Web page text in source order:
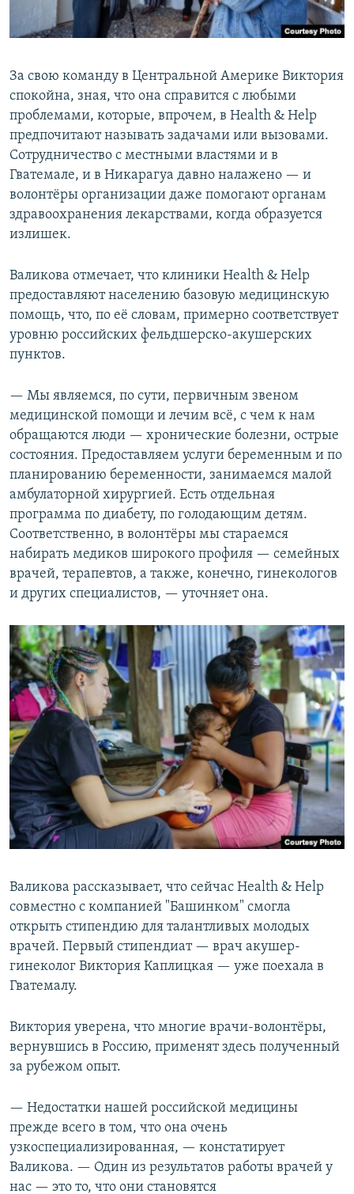
За свою команду в Центральной Америке Виктория
спокойна, зная, что она справится с любыми
проблемами, которые, впрочем, в Health & Help
предпочитают называть задачами или вызовами.
Сотрудничество с местными властями и в
Гватемале, и в Никарагуа давно налажено — и
волонтёры организации даже помогают органам
здравоохранения лекарствами, когда образуется
излишек.
Валикова отмечает, что клиники Health & Help
предоставляют населению базовую медицинскую
помощь, что, по её словам, примерно соответствует
уровню российских фельдшерско-акушерских
пунктов.
— Мы являемся, по сути, первичным звеном
медицинской помощи и лечим всё, с чем к нам
обращаются люди — хронические болезни, острые
состояния. Предоставляем услуги беременным и по
планированию беременности, занимаемся малой
амбулаторной хирургией. Есть отдельная
программа по диабету, по голодающим детям.
Соответственно, в волонтёры мы стараемся
набирать медиков широкого профиля — семейных
врачей, терапевтов, а также, конечно, гинекологов
и других специалистов, — уточняет она.
Валикова рассказывает, что сейчас Health & Help
совместно с компанией "Башинком" смогла
открыть стипендию для талантливых молодых
врачей. Первый стипендиат — врач акушер-
гинеколог Виктория Каплицкая — уже поехала в
Гватемалу.
Виктория уверена, что многие врачи-волонтёры,
вернувшись в Россию, применят здесь полученный
за рубежом опыт.
— Недостатки нашей российской медицины
прежде всего в том, что она очень
узкоспециализированная, — констатирует
Валикова. — Один из результатов работы врачей у
нас — это то, что они становятся